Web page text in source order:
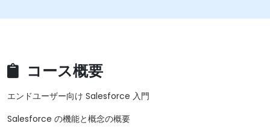
コース概要
エンドユーザー向け Salesforce 入門
Salesforce の機能と概念の概要